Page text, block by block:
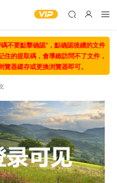
不要點擊确認“，點确認後續的文件
的提取碼，會導緻訪問不了文件，
器緩存或更換浏覽器即可。